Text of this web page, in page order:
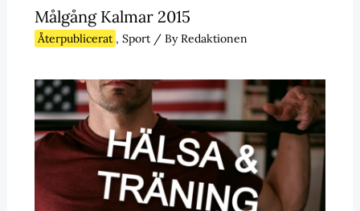
Målgång Kalmar 2015
Återpublicerat , Sport/ ByRedaktionen